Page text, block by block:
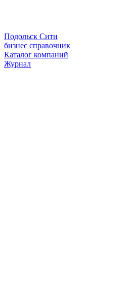
Подольск Сити
бизнес справочник
Каталог компаний
Журнал